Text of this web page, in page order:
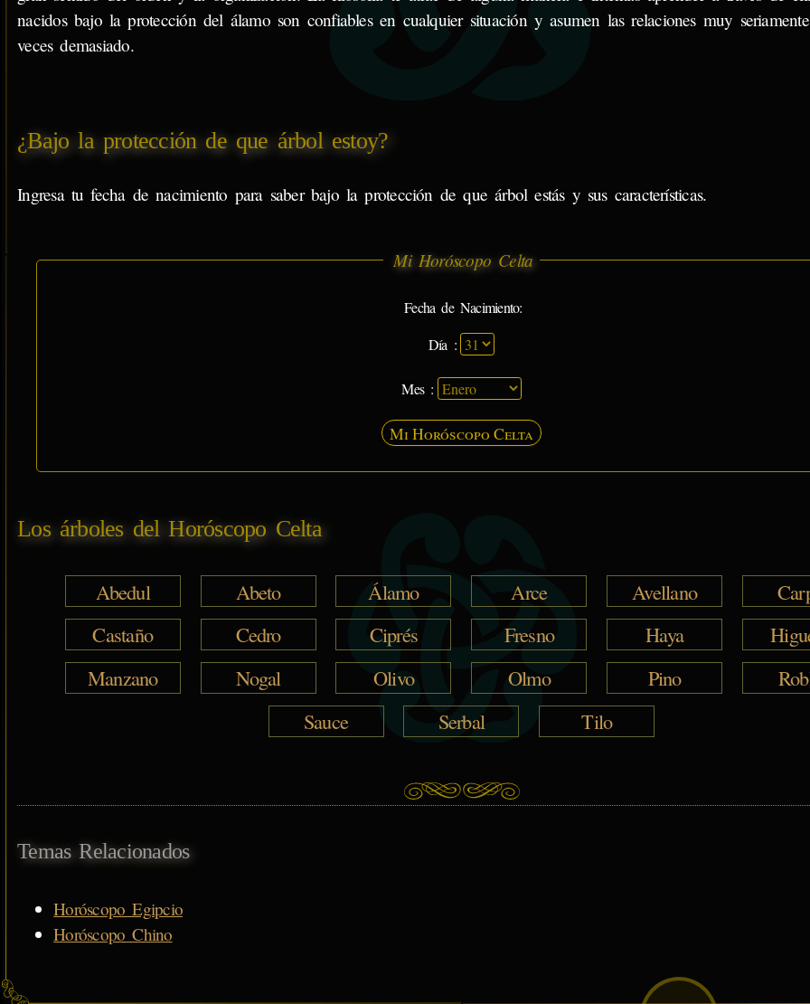
nacidos bajo la protección del álamo son confiables en cualquier situación y asumen las relaciones muy
veces demasiado.
¿Bajo la protección de que árbol estoy?
Ingresa tu fecha de nacimiento para saber bajo la protección de que árbol estás y sus características.
Mi Horóscopo Celta
Fecha de Nacimiento:
Día :
Mes :
Mi Horóscopo Celta
Los árboles del Horóscopo Celta
Abedul Abeto Álamo Arce Avellano
Castaño
Cedro Ciprés Fresno Haya
Manzano
Nogal Olivo Olmo Pino
Sauce
Serbal Tilo
Temas Relacionados
Horóscopo Egipcio
Horóscopo Chino